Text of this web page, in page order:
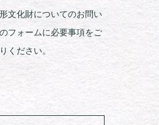
文化財についてのお問い
フォームに必要事項をご
ください。